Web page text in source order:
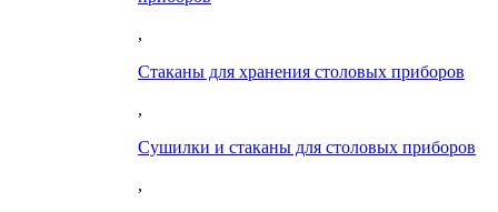
,
Стаканы для хранения столовых приборов
,
Сушилки и стаканы для столовых приборов
,